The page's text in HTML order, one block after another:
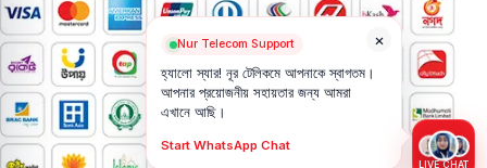
×
Nur Telecom Support
হ্যালো স্যার! নূর টেলিকমে আপনাকে স্বাগতম।
আপনার প্রয়োজনীয় সহায়তার জন্য আমরা
এখানে আছি।
Start WhatsApp Chat
LIVE CHAT